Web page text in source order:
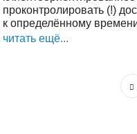
проконтролировать (!)
к определённому
читать ещё...